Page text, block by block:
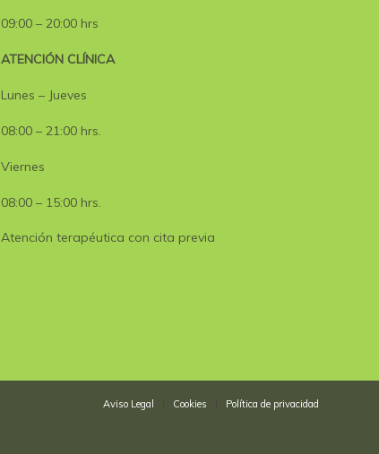
09:00 – 20:00 hrs
ATENCIÓN CLÍNICA
Lunes – Jueves
08:00 – 21:00 hrs.
Viernes
08:00 – 15:00 hrs.
Atención terapéutica con cita previa
Aviso Legal Cookies Política de privacidad